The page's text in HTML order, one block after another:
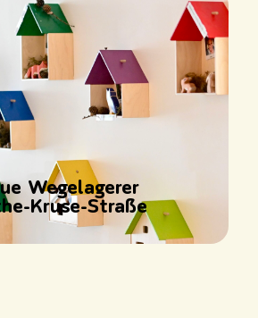
Wegelagerer
Kruse-Straße